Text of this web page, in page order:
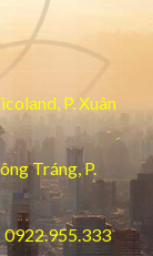
P. Xuân
Tráng, P.